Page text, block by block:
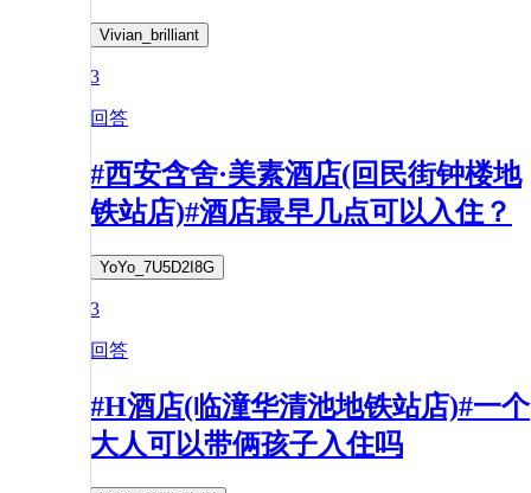
Vivian_brilliant
3
回答
#西安含舍·美素酒店(回民街钟楼地
铁站店)#酒店最早几点可以入住？
YoYo_7U5D2I8G
3
回答
#H酒店(临潼华清池地铁站店)#一个
大人可以带俩孩子入住吗